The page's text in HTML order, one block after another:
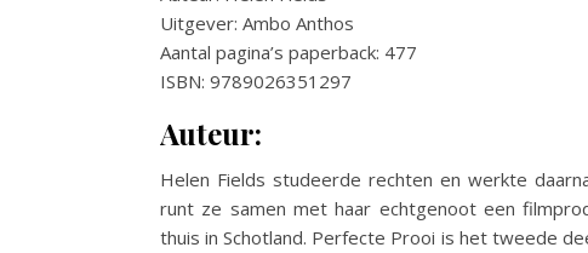
Uitgever: Ambo Anthos
Aantal pagina’s paperback: 477
ISBN: 9789026351297
Auteur:
Helen Fields studeerde rechten en werkte
runt ze samen met haar echtgenoot een
thuis in Schotland. Perfecte Prooi is het tweede